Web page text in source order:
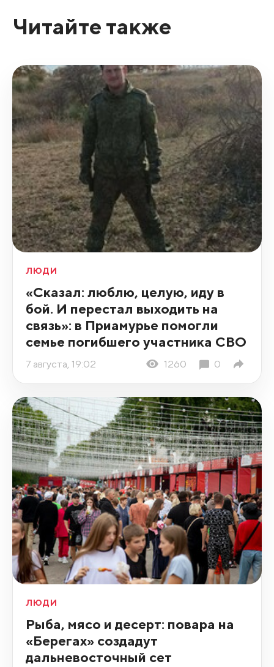
Читайте также
ЛЮДИ
«Сказал: люблю, целую, иду в
бой. И перестал выходить на
связь»: в Приамурье помогли
семье погибшего участника СВО
7 августа, 19:02 1260 0
ЛЮДИ
Рыба, мясо и десерт: повара на
«Берегах» создадут
дальневосточный сет